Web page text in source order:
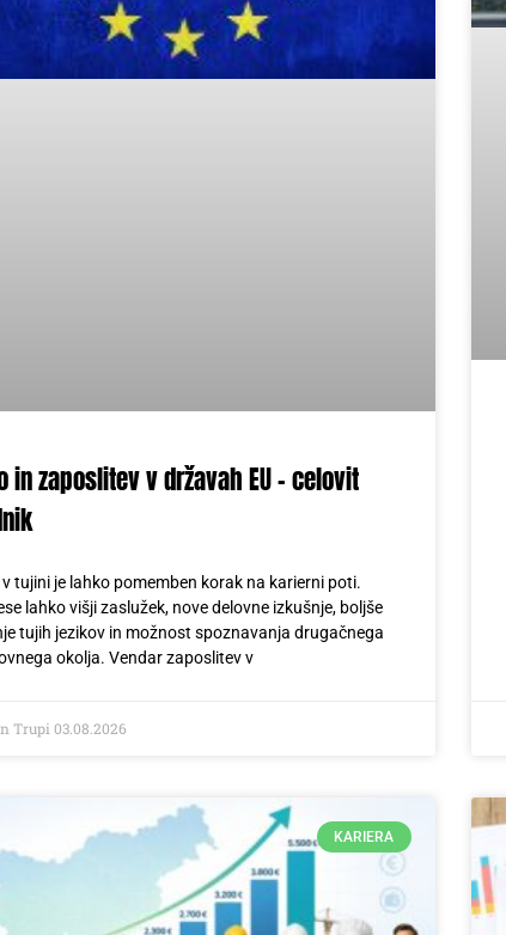
in zaposlitev v državah EU – celovit
v tujini je lahko pomemben korak na karierni poti.
lahko višji zaslužek, nove delovne izkušnje, boljše
tujih jezikov in možnost spoznavanja drugačnega
okolja. Vendar zaposlitev v
Trupi03.08.2026
KARIERA